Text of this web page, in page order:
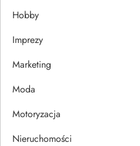
a
w
p
Hobby
Imprezy
Marketing
Moda
Motoryzacja
Nieruchomości